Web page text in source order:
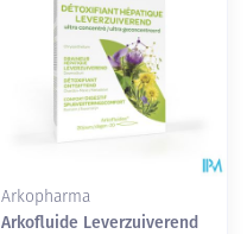
Arkopharma
Arkofluide Leverzuiverend